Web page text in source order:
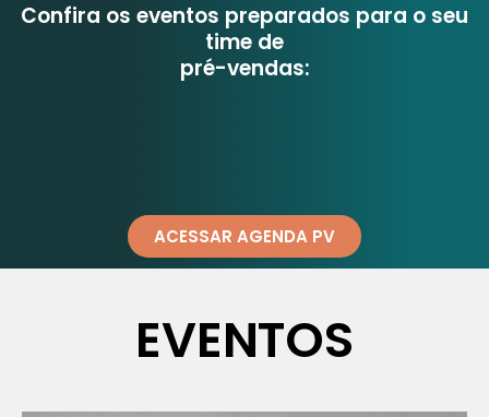
Confira os eventos preparados para o seu
time de
pré-vendas:
ACESSAR AGENDA PV
EVENTOS